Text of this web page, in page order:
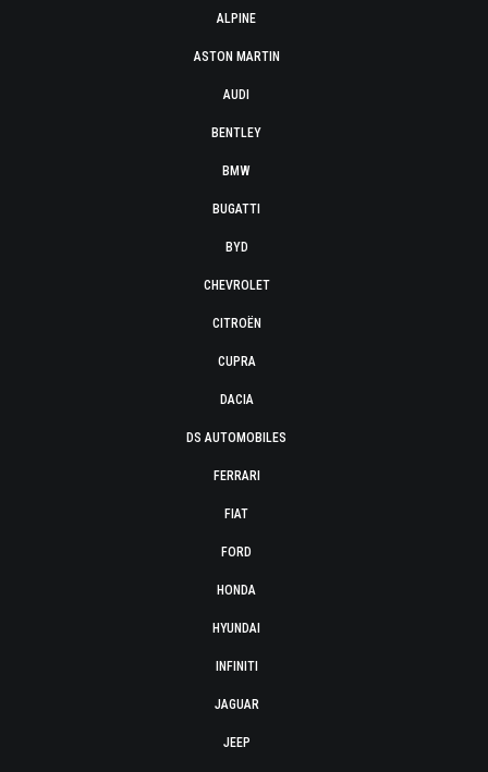
ALPINE
ASTON MARTIN
AUDI
BENTLEY
BMW
BUGATTI
BYD
CHEVROLET
CITROËN
CUPRA
DACIA
DS AUTOMOBILES
FERRARI
FIAT
FORD
HONDA
HYUNDAI
INFINITI
JAGUAR
JEEP